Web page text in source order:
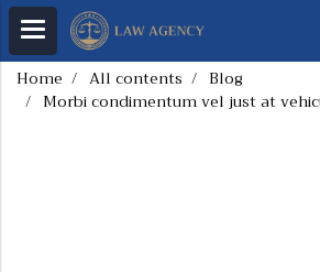
Home All contents
Blog
Morbi condimentum vel just at